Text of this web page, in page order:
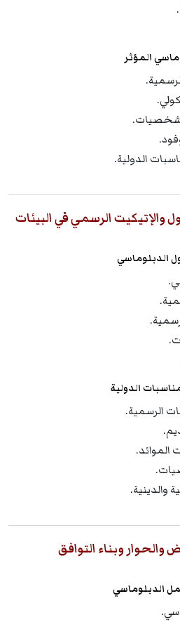
المؤثر
الدولية.
والإتيكيت الرسمي في البيئات
الدبلوماسي
الدولية
الرسمية.
الموائد.
والدينية.
وبناء التوافق
الدبلوماسي